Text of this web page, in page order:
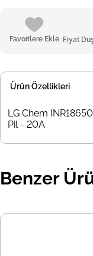
Favorilere Ekle Fiyat
Ürün Özellikleri
LG Chem
Pil - 20A
Benzer